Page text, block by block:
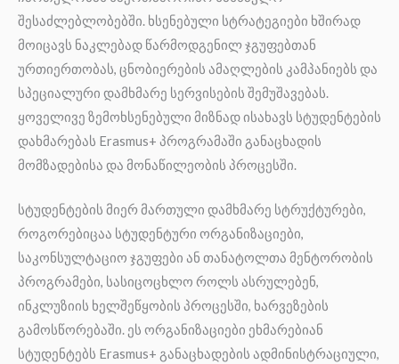
შესაძლებლობებში. ხსენებული სტრატეგიები ხშირად
მოიცავს ნაკლებად წარმოდგენილ ჯგუფებთან
ურთიერთობას, ცნობიერების ამაღლების კამპანიებს და
სპეციალური დამხმარე სერვისების შემუშავებას.
ყოველივე ზემოხსენებული მიზნად ისახავს სტუდენტების
დახმარებას Erasmus+ პროგრამაში განაცხადის
მომზადებისა და მონაწილეობის პროცესში.
სტუდენტების მიერ მართული დამხმარე სტრუქტურები,
როგორებიცაა სტუდენტური ორგანიზაციები,
საკონსულტაციო ჯგუფები ან თანატოლთა მენტორობის
პროგრამები, სასიცოცხლო როლს ასრულებენ,
ინკლუზიის ხელშეწყობის პროცესში, ხარვეზების
გამოსწორებაში. ეს ორგანიზაციები ეხმარებიან
სტუდენტებს Erasmus+ განაცხადების ადმინისტრაციული,